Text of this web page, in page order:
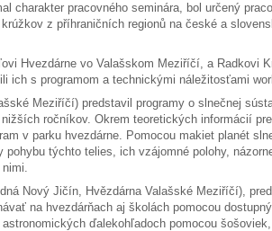
charakter pracovného seminára, bol určený
z příhraničních regionů na české a
Hvezdárne vo Valašskom Meziříčí, a Radkovi
ich s programom a technickými náležitosťami
Meziříčí) predstavil programy o slnečnej
ročníkov. Okrem teoretických informácií pre
v parku hvezdárne. Pomocou makiet planét
týchto telies, ich vzájomné polohy,
Nový Jičín, Hvězdárna Valašské Meziříčí),
na hvezdárňach aj školách pomocou
ďalekohľadoch pomocou šošoviek,